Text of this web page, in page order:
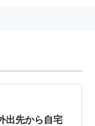
出先から自宅